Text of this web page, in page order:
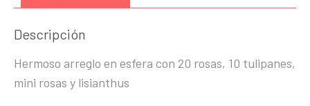
Descripción
Hermoso arreglo en esfera con 20 rosas, 10 tulipanes,
mini rosas y lisianthus